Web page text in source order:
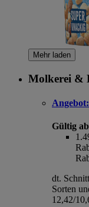
Mehr laden
Molkerei &
Angebot:
Gültig
dt.
Sorten
12,42/